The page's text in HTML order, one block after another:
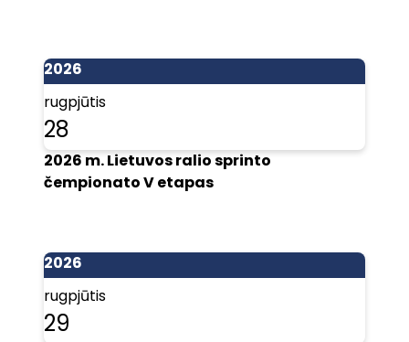
2026
rugpjūtis
28
2026 m. Lietuvos ralio sprinto
čempionato V etapas
2026
rugpjūtis
29